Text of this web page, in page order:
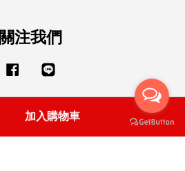
加入購物車
關注我們
Facebook
Visa MasterAmerican
Express